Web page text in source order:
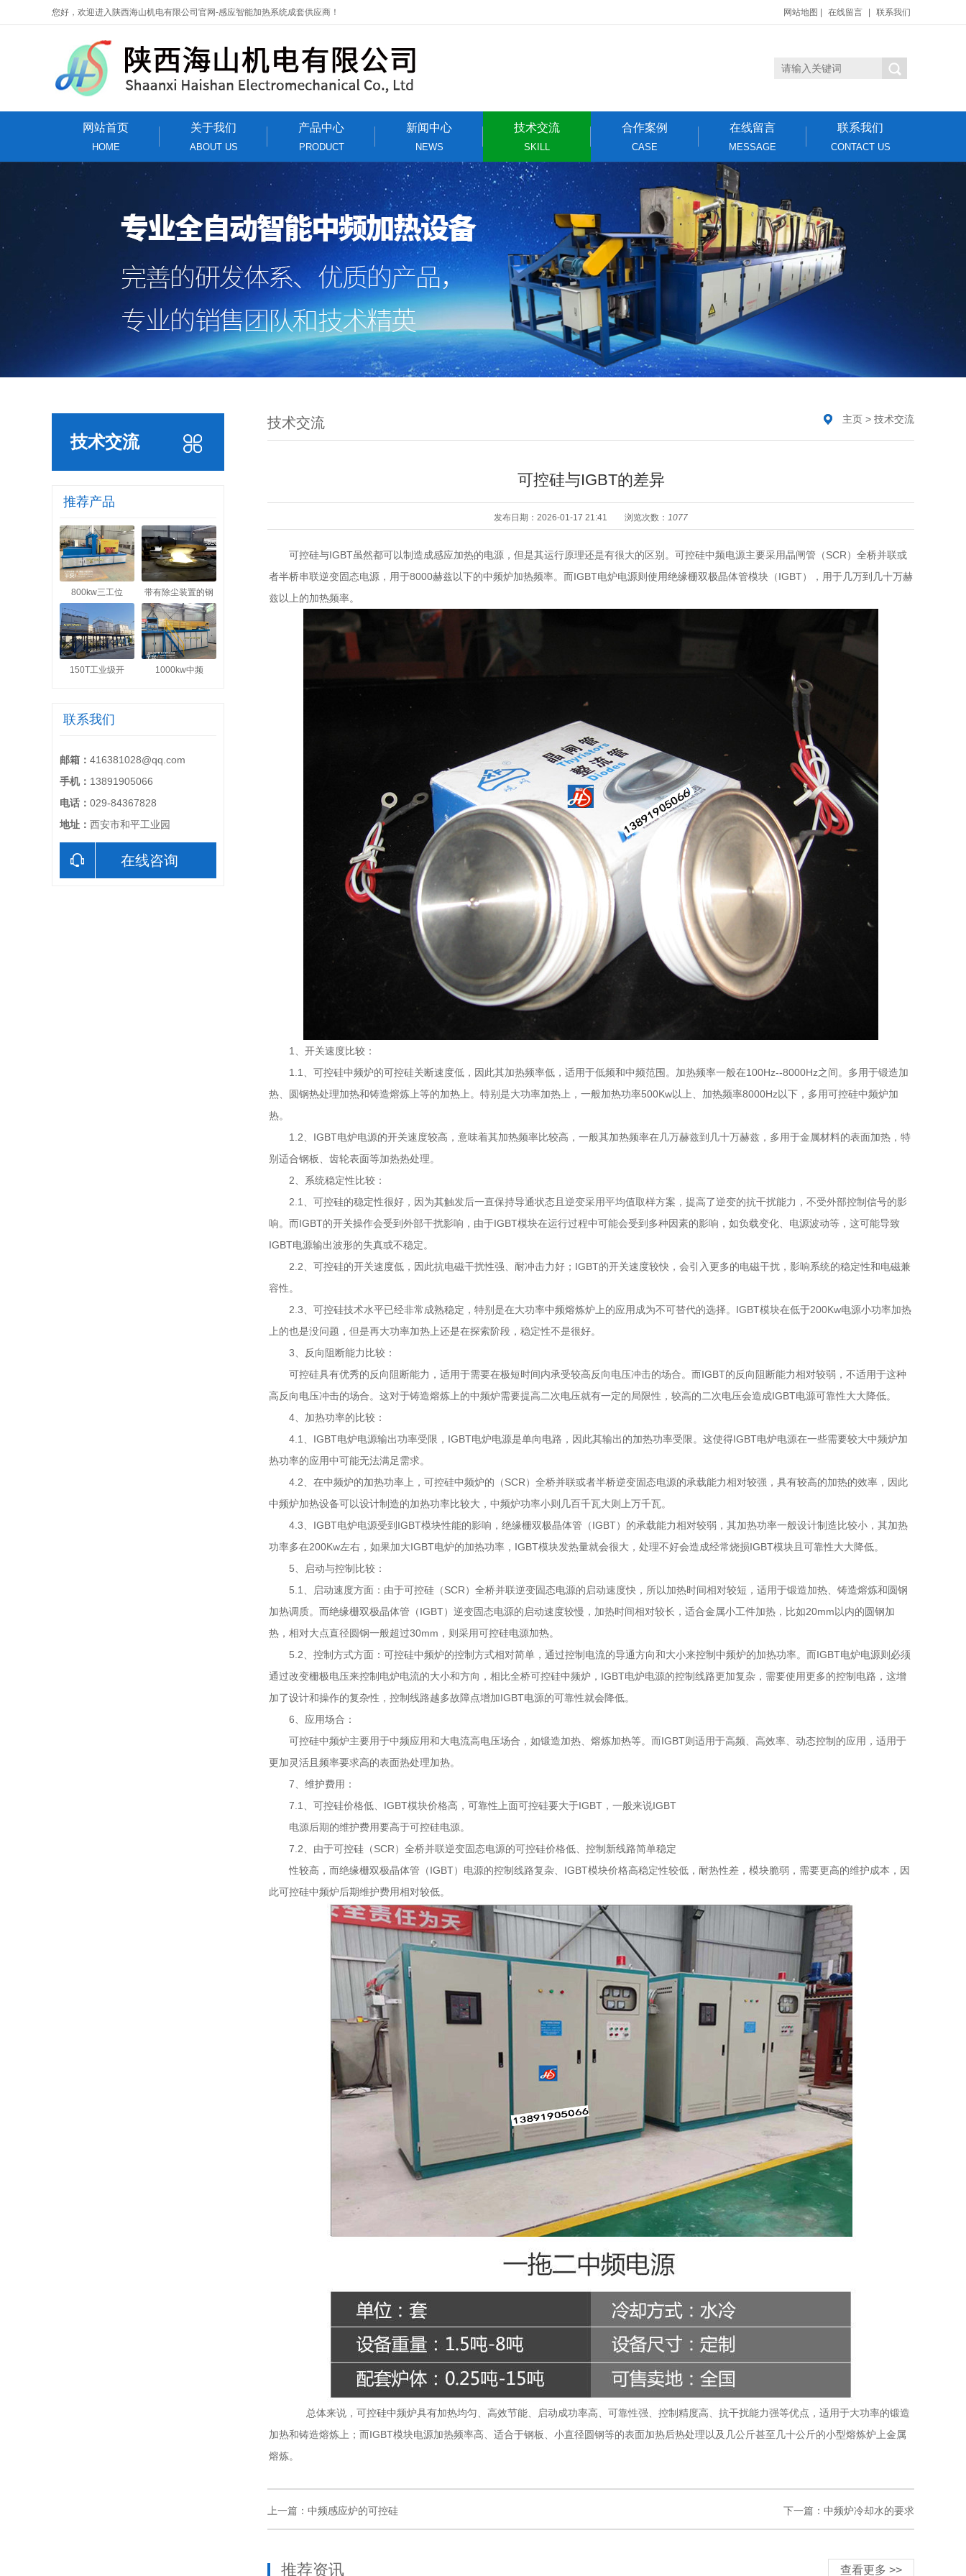
您好，欢迎进入陕西海山机电有限公司官网-感应智能加热系统成套供应商！ 网站地图 在线留言 联系我们
网站首页
HOME
关于我们
ABOUT US
产品中心
PRODUCT
新闻中心
NEWS
技术交流
SKILL
合作案例
CASE
在线留言
MESSAGE
联系我们
CONTACT US
技术交流
推荐产品
800kw三工位 带有除尘装置的钢
150T工业级开 1000kw中频
联系我们
邮箱： 416381028@qq.com
手机： 13891905066
电话： 029-84367828
地址： 西安市和平工业园
在线咨询
主页 > 技术交流
技术交流
可控硅与IGBT的差异
发布日期：2026-01-17 21:41 浏览次数： 1077
可控硅与IGBT虽然都可以制造成感应加热的电源，但是其运行原理还是有很大的区别。可控硅中频电源主要采用晶闸管（SCR）全桥并联或
者半桥串联逆变固态电源，用于8000赫兹以下的中频炉加热频率。而IGBT电炉电源则使用绝缘栅双极晶体管模块（IGBT），用于几万到几十万赫
兹以上的加热频率。
1、开关速度比较：
1.1、可控硅中频炉的可控硅关断速度低，因此其加热频率低，适用于低频和中频范围。加热频率一般在100Hz--8000Hz之间。多用于锻造加
热、圆钢热处理加热和铸造熔炼上等的加热上。特别是大功率加热上，一般加热功率500Kw以上、加热频率8000Hz以下，多用可控硅中频炉加
热。
1.2、IGBT电炉电源的开关速度较高，意味着其加热频率比较高，一般其加热频率在几万赫兹到几十万赫兹，多用于金属材料的表面加热，特
别适合钢板、齿轮表面等加热热处理。
2、系统稳定性比较：
2.1、可控硅的稳定性很好，因为其触发后一直保持导通状态且逆变采用平均值取样方案，提高了逆变的抗干扰能力，不受外部控制信号的影
响。而IGBT的开关操作会受到外部干扰影响，由于IGBT模块在运行过程中可能会受到多种因素的影响，如负载变化、电源波动等，这可能导致
IGBT电源输出波形的失真或不稳定。
2.2、可控硅的开关速度低，因此抗电磁干扰性强、耐冲击力好；IGBT的开关速度较快，会引入更多的电磁干扰，影响系统的稳定性和电磁兼
容性。
2.3、可控硅技术水平已经非常成熟稳定，特别是在大功率中频熔炼炉上的应用成为不可替代的选择。IGBT模块在低于200Kw电源小功率加热
上的也是没问题，但是再大功率加热上还是在探索阶段，稳定性不是很好。
3、反向阻断能力比较：
可控硅具有优秀的反向阻断能力，适用于需要在极短时间内承受较高反向电压冲击的场合。而IGBT的反向阻断能力相对较弱，不适用于这种
高反向电压冲击的场合。这对于铸造熔炼上的中频炉需要提高二次电压就有一定的局限性，较高的二次电压会造成IGBT电源可靠性大大降低。
4、加热功率的比较：
4.1、IGBT电炉电源输出功率受限，IGBT电炉电源是单向电路，因此其输出的加热功率受限。这使得IGBT电炉电源在一些需要较大中频炉加
热功率的应用中可能无法满足需求。
4.2、在中频炉的加热功率上，可控硅中频炉的（SCR）全桥并联或者半桥逆变固态电源的承载能力相对较强，具有较高的加热的效率，因此
中频炉加热设备可以设计制造的加热功率比较大，中频炉功率小则几百千瓦大则上万千瓦。
4.3、IGBT电炉电源受到IGBT模块性能的影响，绝缘栅双极晶体管（IGBT）的承载能力相对较弱，其加热功率一般设计制造比较小，其加热
功率多在200Kw左右，如果加大IGBT电炉的加热功率，IGBT模块发热量就会很大，处理不好会造成经常烧损IGBT模块且可靠性大大降低。
5、启动与控制比较：
5.1、启动速度方面：由于可控硅（SCR）全桥并联逆变固态电源的启动速度快，所以加热时间相对较短，适用于锻造加热、铸造熔炼和圆钢
加热调质。而绝缘栅双极晶体管（IGBT）逆变固态电源的启动速度较慢，加热时间相对较长，适合金属小工件加热，比如20mm以内的圆钢加
热，相对大点直径圆钢一般超过30mm，则采用可控硅电源加热。
5.2、控制方式方面：可控硅中频炉的控制方式相对简单，通过控制电流的导通方向和大小来控制中频炉的加热功率。而IGBT电炉电源则必须
通过改变栅极电压来控制电炉电流的大小和方向，相比全桥可控硅中频炉，IGBT电炉电源的控制线路更加复杂，需要使用更多的控制电路，这增
加了设计和操作的复杂性，控制线路越多故障点增加IGBT电源的可靠性就会降低。
6、应用场合：
可控硅中频炉主要用于中频应用和大电流高电压场合，如锻造加热、熔炼加热等。而IGBT则适用于高频、高效率、动态控制的应用，适用于
更加灵活且频率要求高的表面热处理加热。
7、维护费用：
7.1、可控硅价格低、IGBT模块价格高，可靠性上面可控硅要大于IGBT，一般来说IGBT
电源后期的维护费用要高于可控硅电源。
7.2、由于可控硅（SCR）全桥并联逆变固态电源的可控硅价格低、控制新线路简单稳定
性较高，而绝缘栅双极晶体管（IGBT）电源的控制线路复杂、IGBT模块价格高稳定性较低，耐热性差，模块脆弱，需要更高的维护成本，因
此可控硅中频炉后期维护费用相对较低。
总体来说，可控硅中频炉具有加热均匀、高效节能、启动成功率高、可靠性强、控制精度高、抗干扰能力强等优点，适用于大功率的锻造
加热和铸造熔炼上；而IGBT模块电源加热频率高、适合于钢板、小直径圆钢等的表面加热后热处理以及几公斤甚至几十公斤的小型熔炼炉上金属
熔炼。
上一篇：中频感应炉的可控硅 下一篇：中频炉冷却水的要求
查看更多 >>
推荐资讯